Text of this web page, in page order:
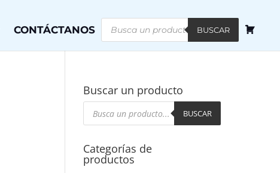
CONTÁCTANOS
Búsqueda
de
productos
BUSCAR
Buscar un producto
Búsqueda
productos
BUSCAR
Categorías de
productos